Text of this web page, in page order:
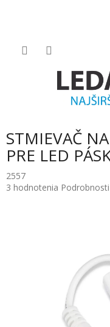
STMIEVAČ
PRE LED
2557
Priemerné
3 hodnotenia